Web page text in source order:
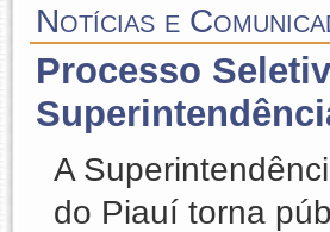
Notícias e
Processo
A
do Piauí torna